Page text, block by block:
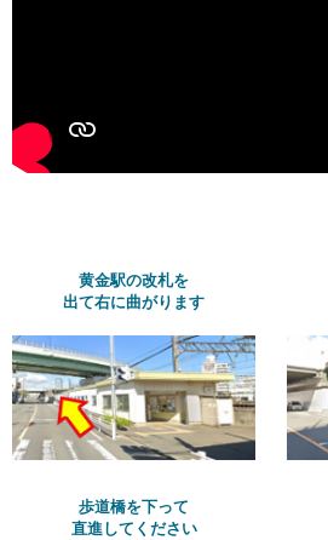
黄金駅の改札を
出て右に曲がります
歩道橋を下って
直進してください